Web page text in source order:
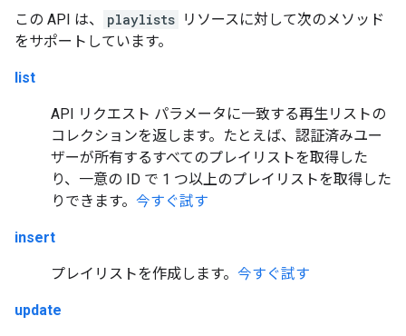
この API は、 playlists リソースに対して次のメソッド
をサポートしています。
list
API リクエスト パラメータに一致する再生リストの
コレクションを返します。たとえば、認証済みユー
ザーが所有するすべてのプレイリストを取得した
り、一意の ID で 1 つ以上のプレイリストを取得した
りできます。 今すぐ試す
insert
プレイリストを作成します。 今すぐ試す
update